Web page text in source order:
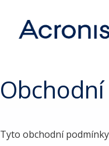
Tyto obchodní